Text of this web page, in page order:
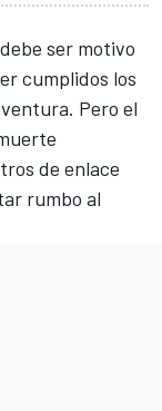
ser motivo
cumplidos los
Pero el
de enlace
rumbo al